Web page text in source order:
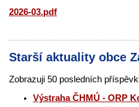
2026-03.pdf
Starší aktuality obce
Zobrazuji 50 posledních
Výstraha ČHMÚ - ORP